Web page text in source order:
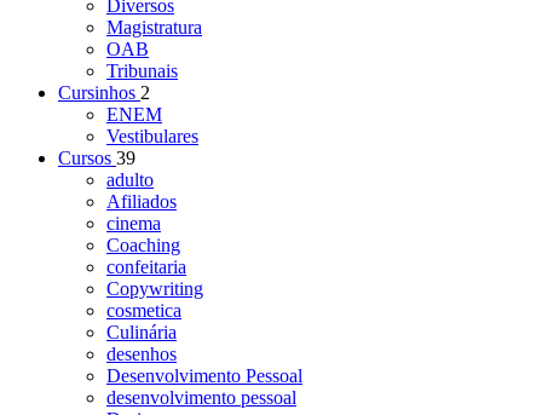
Diversos
Magistratura
OAB
Tribunais
Cursinhos 2
ENEM
Vestibulares
Cursos 39
adulto
Afiliados
cinema
Coaching
confeitaria
Copywriting
cosmetica
Culinária
desenhos
Desenvolvimento Pessoal
desenvolvimento pessoal